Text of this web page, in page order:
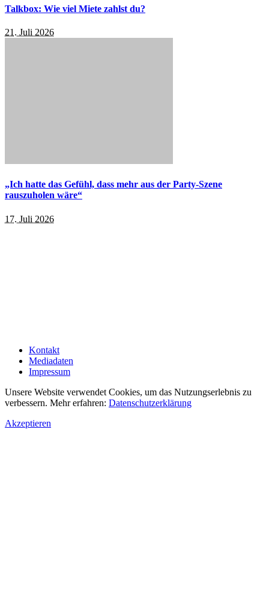
Talkbox: Wie viel Miete zahlst du?
21. Juli 2026
„Ich hatte das Gefühl, dass mehr aus der Party-Szene
rauszuholen wäre“
17. Juli 2026
Kontakt
Mediadaten
Impressum
Unsere Website verwendet Cookies, um das Nutzungserlebnis zu
verbessern. Mehr erfahren: Datenschutzerklärung
Akzeptieren